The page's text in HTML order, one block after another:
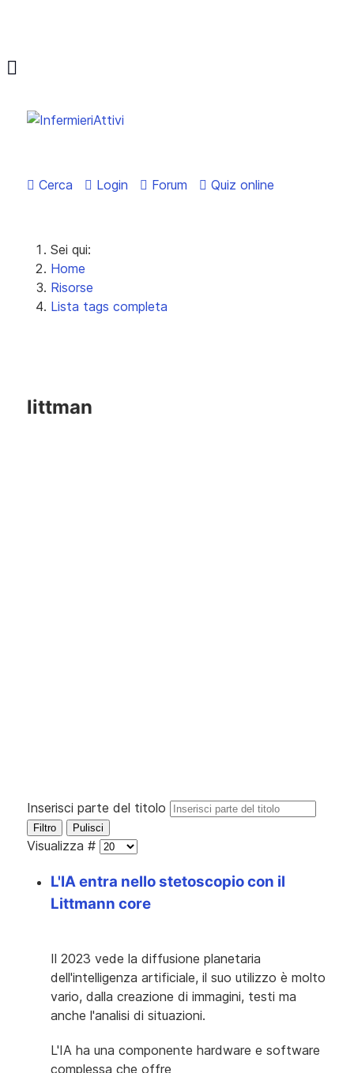
Cerca Login Forum Quiz online
Sei qui:
Home
Risorse
Lista tags completa
littman
Inserisci parte del titolo
Filtro Pulisci
Visualizza #
L'IA entra nello stetoscopio con il
Littmann core
Il 2023 vede la diffusione planetaria
dell'intelligenza artificiale, il suo utilizzo è molto
vario, dalla creazione di immagini, testi ma
anche l'analisi di situazioni.
L'IA ha una componente hardware e software
complessa che offre